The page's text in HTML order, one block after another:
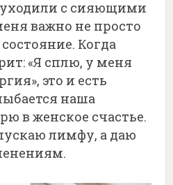
уходили с сияющими
важно не просто
Когда
«Я сплю, у меня
это и есть
наша
в женское счастье.
лимфу, а даю